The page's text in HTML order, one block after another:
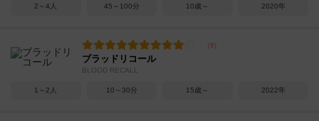
2～4人 45～100分 10歳～ 2020年
ブラッドリコール
BLOOD RECALL
1～2人 10～30分 15歳～ 2022年